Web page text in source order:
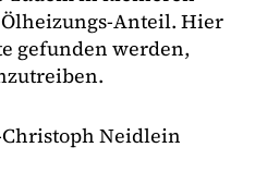
Anteil. Hier
gefunden werden,
Neidlein